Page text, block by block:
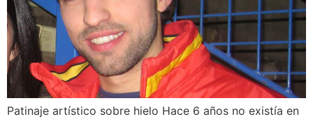
Patinaje artístico sobre hielo Hace 6 años no existía en